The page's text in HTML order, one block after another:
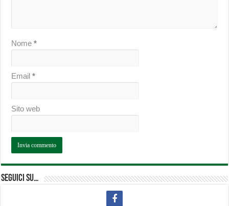
Nome*
Email*
Sito web
Seguici su…